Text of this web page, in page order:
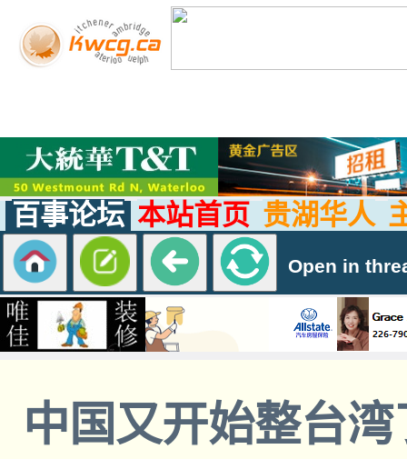
百事论坛 本站首页 贵湖华人
Open in
中国又开始整台